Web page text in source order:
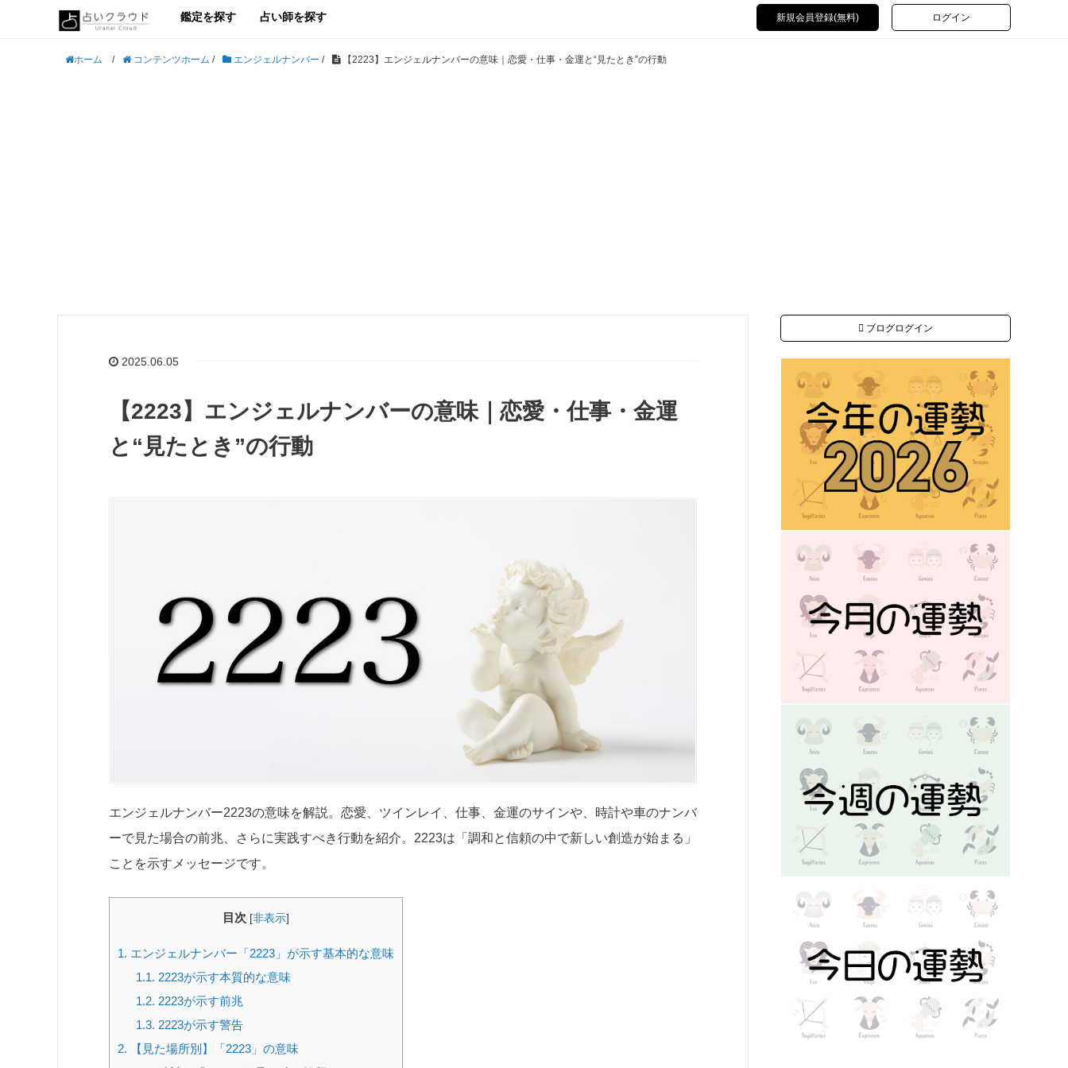
鑑定を探す 占い師を探す 新規会員登録(無料) ログイン
ホーム / コンテンツホーム / エンジェルナンバー / 【2223】エンジェルナンバーの意味｜恋愛・仕事・金運と“見たとき”の行動
2025.06.05
【2223】エンジェルナンバーの意味｜恋愛・仕事・金運
と“見たとき”の行動
エンジェルナンバー2223の意味を解説。恋愛、ツインレイ、仕事、金運のサインや、時計や車のナンバ
ーで見た場合の前兆、さらに実践すべき行動を紹介。2223は「調和と信頼の中で新しい創造が始まる」
ことを示すメッセージです。
目次 [非表示]
1. エンジェルナンバー「2223」が示す基本的な意味
1.1. 2223が示す本質的な意味
1.2. 2223が示す前兆
1.3. 2223が示す警告
2. 【見た場所別】「2223」の意味
ブログログイン